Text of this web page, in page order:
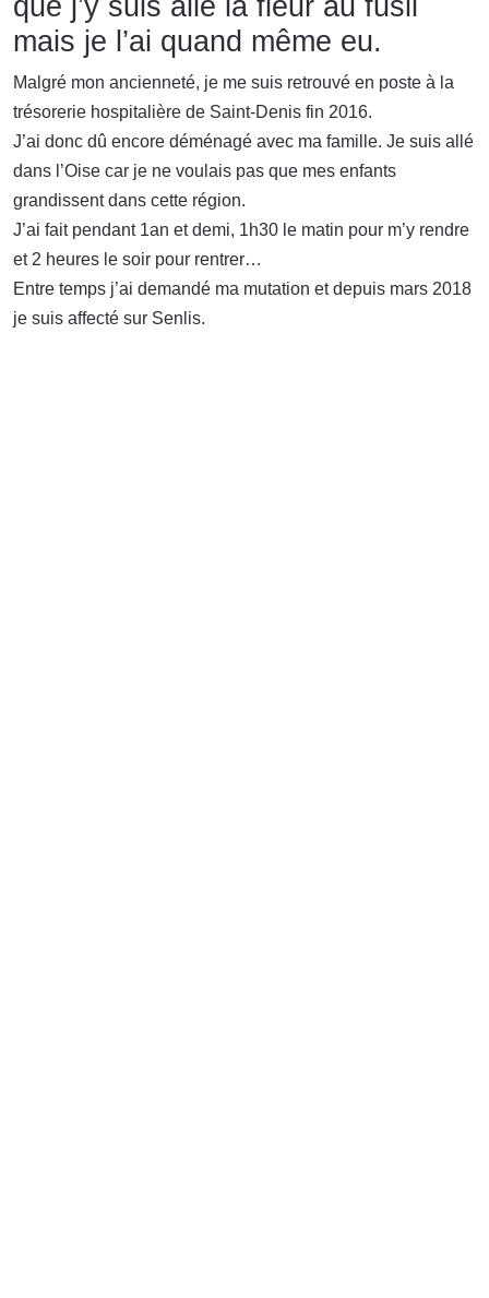
mais je l’ai quand même eu.
Malgré mon ancienneté, je me suis retrouvé en poste à la
trésorerie hospitalière de Saint-Denis fin 2016.
J’ai donc dû encore déménagé avec ma famille. Je suis allé
dans l’Oise car je ne voulais pas que mes enfants
grandissent dans cette région.
J’ai fait pendant 1an et demi, 1h30 le matin pour m’y rendre
et 2 heures le soir pour rentrer…
Entre temps j’ai demandé ma mutation et depuis mars 2018
je suis affecté sur Senlis.